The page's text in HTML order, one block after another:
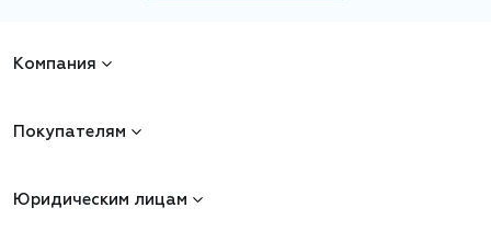
Компания
Покупателям
Юридическим лицам